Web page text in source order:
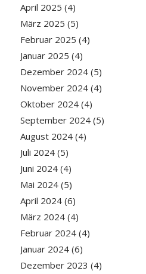
April 2025 (4)
März 2025 (5)
Februar 2025 (4)
Januar 2025 (4)
Dezember 2024(5)
November 2024(4)
Oktober 2024(4)
September 2024(5)
August 2024(4)
Juli 2024(5)
Juni 2024(4)
Mai 2024(5)
April 2024(6)
März 2024(4)
Februar 2024(4)
Januar 2024(6)
Dezember 2023 (4)